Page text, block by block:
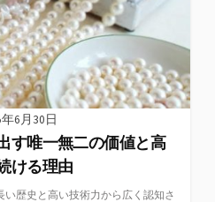
年6月30日
す唯一無二の価値と高
ける理由
歴史と高い技術力から広く認知さ